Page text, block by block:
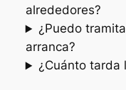
alrededores?
¿Puedo
arranca?
¿Cuánto tarda